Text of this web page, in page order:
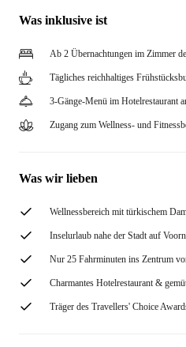
Was inklusive ist
Ab 2 Übernachtungen im Zimmer
Tägliches reichhaltiges
3-Gänge-Menü im Hotelrestaurant
Zugang zum Wellness- und
Was wir lieben
Wellnessbereich mit türkischem
Inselurlaub nahe der Stadt auf
Nur 25 Fahrminuten ins Zentrum
Charmantes Hotelrestaurant &
Träger des Travellers' Choice